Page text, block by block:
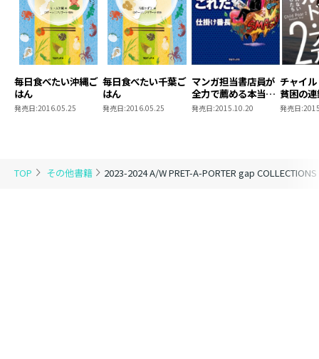
TOP その他書籍 2023-2024 A/W PRET-A-PORTER gap COLLECTIONS
毎日食べたい沖縄ご
はん
発売日:2016.05.25
毎日食べたい千葉ご
はん
発売日:2016.05.25
マンガ担当書店員が
全力で薦める本当に
すごいマンガはこれ
発売日:2015.10.20
チャイ
貧困の
られな
発売日: